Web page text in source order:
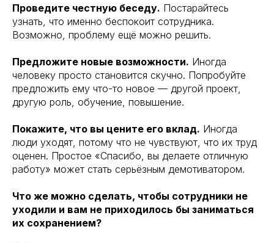
Проведите честную беседу. Постарайтесь
узнать, что именно беспокоит сотрудника.
Возможно, проблему ещё можно решить.
Предложите новые возможности. Иногда
человеку просто становится скучно. Попробуйте
предложить ему что-то новое — другой проект,
другую роль, обучение, повышение.
Покажите, что вы цените его вклад. Иногда
люди уходят, потому что не чувствуют, что их труд
оценен. Простое «Спасибо, вы делаете отличную
работу» может стать серьёзным демотиватором.
Что же можно сделать, чтобы сотрудники не
уходили и вам не приходилось бы заниматься
их сохранением?